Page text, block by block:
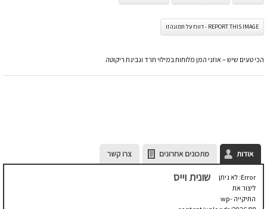
REPORT THIS IMAGE - דווח על תמונה זו
הכי טעים שיש – אוזני המן מלוחות במילוי תרד וגבינת ריקוטה
אודות מתכונים אחרונים צרו קשר
Error: לא ניתן
ליצור את
התיקייה wp-
שונית וייס